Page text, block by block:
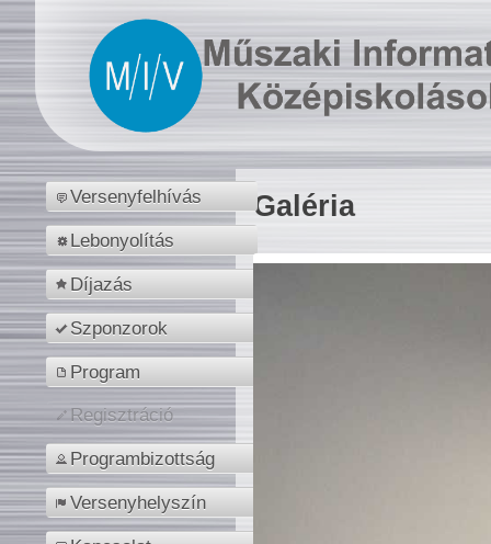
Versenyfelhívás
Lebonyolítás
Díjazás
Szponzorok
Program
Regisztráció
Programbizottság
Versenyhelyszín
Galéria